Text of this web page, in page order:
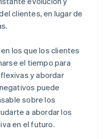
clientes, en lugar de
los que los clientes
el tiempo para
y abordar
puede
sobre los
a abordar los
en el futuro.